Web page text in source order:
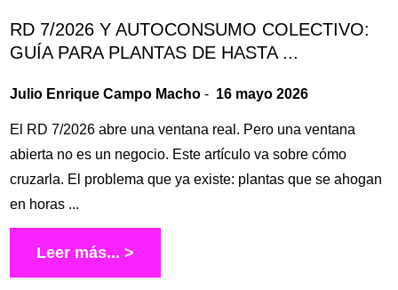
RD 7/2026 Y AUTOCONSUMO COLECTIVO:
GUÍA PARA PLANTAS DE HASTA ...
Julio Enrique Campo Macho - 16 mayo 2026
El RD 7/2026 abre una ventana real. Pero una ventana
abierta no es un negocio. Este artículo va sobre cómo
cruzarla. El problema que ya existe: plantas que se ahogan
en horas ...
Leer más... >